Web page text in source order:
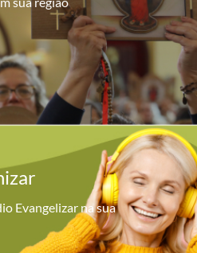
Evangelizar na sua